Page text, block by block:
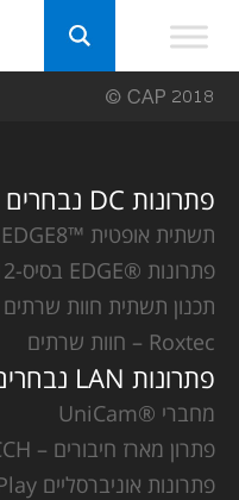
פתרונות DC נבחרים
תשתית אופטית ™EDGE8
פתרונות ®EDGE בסיס-12
תכנון תשתית חוות שרתים
Roxtec – חוות שרתים
פתרונות LAN נבחרים
מחברי ®UniCam
פתרון מארז חיבורים – CCH
פתרונות אוניברסליים Plug & Play